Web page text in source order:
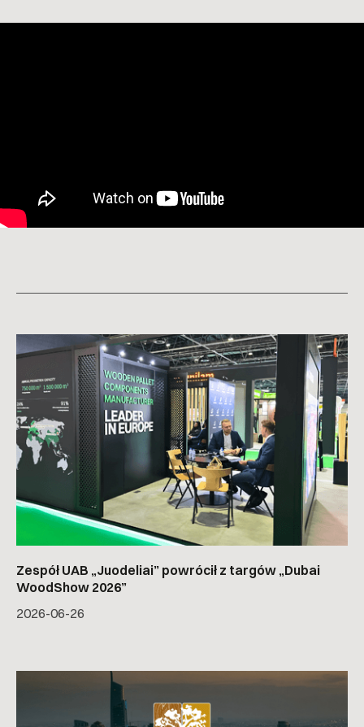
Zespół UAB „Juodeliai” powrócił z targów „Dubai
WoodShow 2026”
2026-06-26